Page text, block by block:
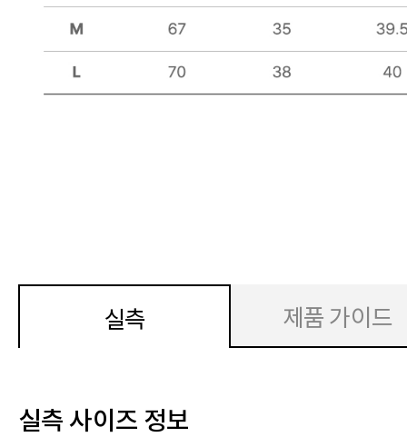
실측 제품 가이드
실측 사이즈 정보